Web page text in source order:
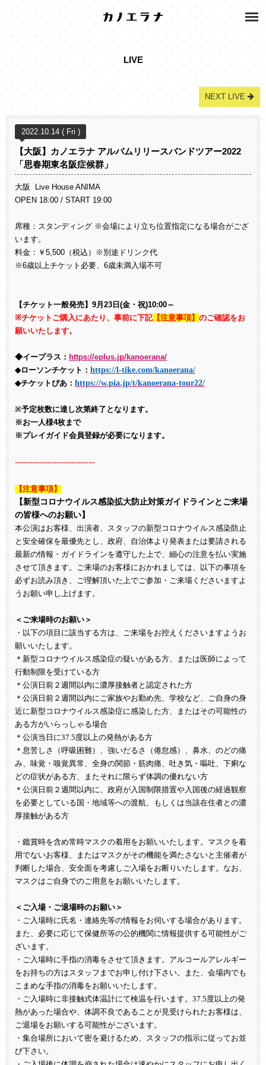
LIVE
NEXT LIVE
2022.10.14 ( Fri )
【大阪】カノエラナ アルバムリリースバンドツアー2022
「思春期東名阪症候群」
大阪 Live House ANIMA
OPEN 18:00 / START 19:00
席種：スタンディング ※会場により立ち位置指定になる場合がござ
います。
料金：￥5,500（税込）※別途ドリンク代
※6歳以上チケット必要、6歳未満入場不可
【チケット一般発売】9月23日(金・祝)10:00～
※チケットご購入にあたり、事前に下記 【注意事項】 のご確認をお
願いいたします。
◆イープラス： https://eplus.jp/kanoerana/
◆ローソンチケット： https://l-tike.com/kanoerana/
◆チケットぴあ： https://w.pia.jp/t/kanoerana-tour22/
※予定枚数に達し次第終了となります。
※お一人様4枚まで
※プレイガイド会員登録が必要になります。
---------------------------
【注意事項】
【新型コロナウイルス感染拡大防止対策ガイドラインとご来場
の皆様へのお願い】
本公演はお客様、出演者、スタッフの新型コロナウイルス感染防止
と安全確保を最優先とし、政府、自治体より発表または要請される
最新の情報・ガイドラインを遵守した上で、細心の注意を払い実施
させて頂きます。 ご来場のお客様におかれましては、以下の事項を
必ずお読み頂き、ご理解頂いた上でご参加・ご来場くださいますよ
うお願い申し上げます。
＜ご来場時のお願い＞
・以下の項目に該当する方は、ご来場をお控えくださいますようお
願いいたします。
＊新型コロナウイルス感染症の疑いがある方、または医師によって
行動制限を受けている方
＊公演日前２週間以内に濃厚接触者と認定された方
＊公演日前２週間以内にご家族やお勤め先、学校など、ご自身の身
近に新型コロナウイルス感染症に感染した方、またはその可能性の
ある方がいらっしゃる場合
＊公演当日に37.5度以上の発熱がある方
＊息苦しさ（呼吸困難）、強いだるさ（倦怠感）、鼻水、のどの痛
み、味覚・嗅覚異常、全身の関節・筋肉痛、吐き気・嘔吐、下痢な
どの症状がある方、またそれに限らず体調の優れない方
＊公演日前２週間以内に、政府が入国制限措置や入国後の経過観察
を必要としている国・地域等への渡航、もしくは当該在住者との濃
厚接触がある方
・鑑賞時を含め常時マスクの着用をお願いいたします。マスクを着
用でないお客様、またはマスクがその機能を満たさないと主催者が
判断した場合、安全面を考慮しご入場をお断りいたします。なお、
マスクはご自身でのご用意をお願いいたします。
＜ご入場・ご退場時のお願い＞
・ご入場時に氏名・連絡先等の情報をお伺いする場合があります。
また、必要に応じて保健所等の公的機関に情報提供する可能性がご
ざいます。
・ご入場時に手指の消毒をさせて頂きます。アルコールアレルギー
をお持ちの方はスタッフまでお申し付け下さい。また、会場内でも
こまめな手指の消毒をお願いいたします。
・ご入場時に非接触式体温計にて検温を行います。 37.5度以上の発
熱があった場合や、体調不良であることが見受けられたお客様は、
ご退場をお願いする可能性がございます。
・集合場所において密を避けるため、スタッフの指示に従ってお並
び下さい。